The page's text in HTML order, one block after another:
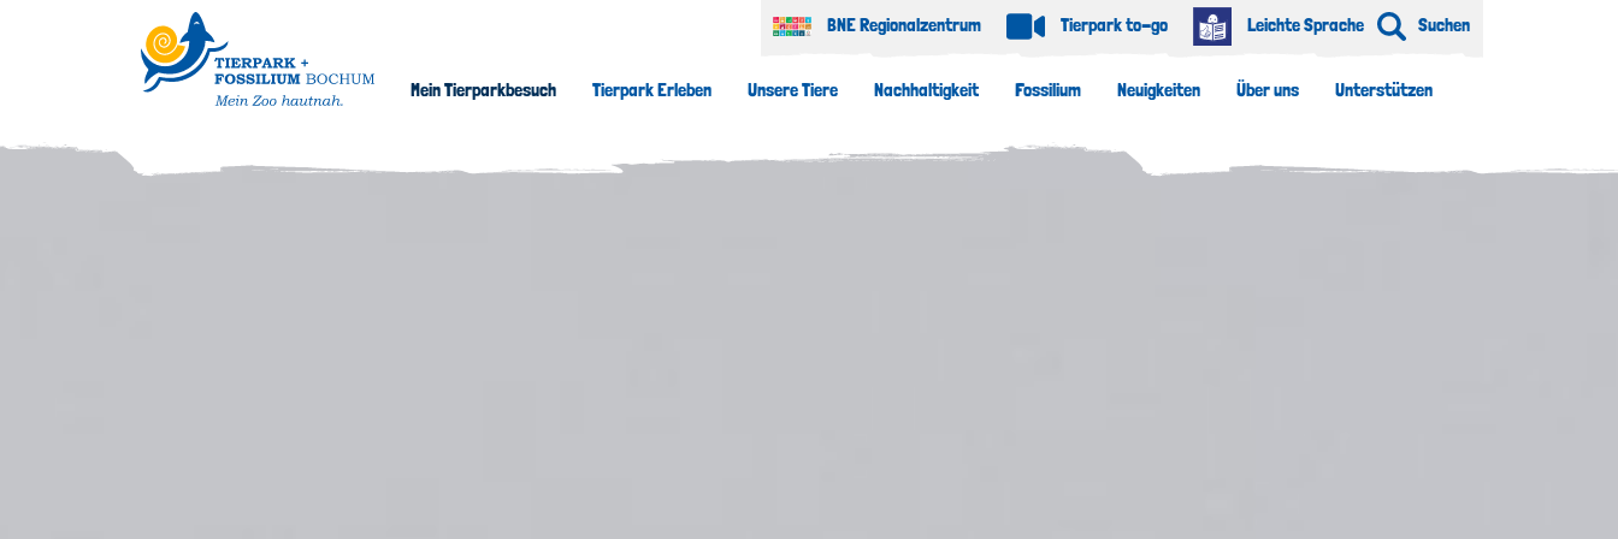
Mein Tierparkbesuch Tierpark Erleben Unsere Tiere Nachhaltigkeit Fossilium Neuigkeiten Über uns Unterstützen
BNE Regionalzentrum Tierpark to-go Leichte Sprache Suchen